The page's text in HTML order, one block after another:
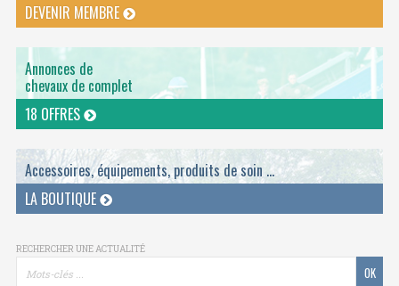
DEVENIR MEMBRE
Annonces de
chevaux de complet
18 OFFRES
Accessoires, équipements, produits de soin ...
LA BOUTIQUE
RECHERCHER UNE ACTUALITÉ